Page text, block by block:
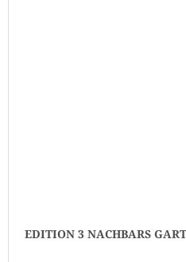
EDITION 3 NACHBARS